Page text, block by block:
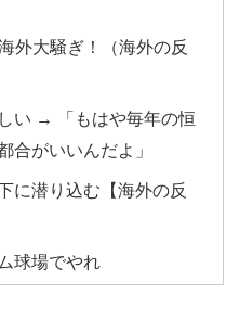
外大騒ぎ！（海外の反
い → 「もはや毎年の恒
がいいんだよ」
に潜り込む【海外の反
球場でやれ